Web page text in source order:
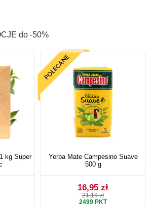
do -50%
kg Super
Yerba Mate Campesino Suave
500 g
16,95 zł
21,19 zł
2499 PKT